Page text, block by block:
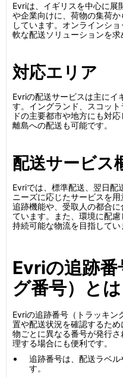
Evriは、イギリスを中心に展
や企業向けに、荷物の集荷
しています。オンラインシ
軟な配送ソリューションを求
対応エリア
Evriの配送サービスは主にイ
す。イングランド、スコッ
ドの主要都市や地方にも対
離島への配送も可能です。
配送サービス
Evriでは、標準配送、翌日配
ニーズに応じたサービスを
追跡機能や、受取人の都合
ています。また、環境に配慮
持続可能な物流を目指してい
Evriの追跡
グ番号）とは
Evriの追跡番号（トラッキン
置や配送状況を確認するた
物ごとに異なる番号が発行
理する場合にも便利です。
追跡番号は、配送ラベ
す。